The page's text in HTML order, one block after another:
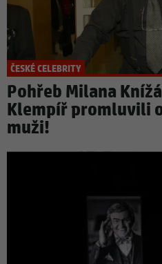
ČESKÉ CELEBRITY
Pohřeb Milana
Klempíř promluvili
muži!